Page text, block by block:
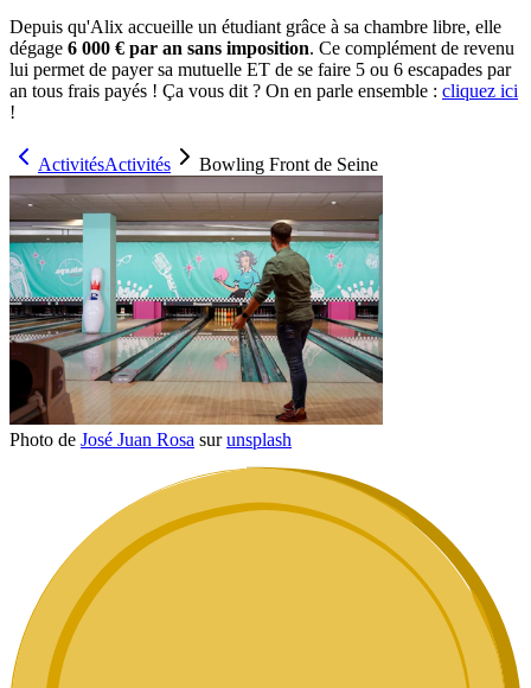
Depuis qu'Alix accueille un étudiant grâce à sa chambre libre, elle
dégage 6 000 € par an sans imposition. Ce complément de revenu
lui permet de payer sa mutuelle ET de se faire 5 ou 6 escapades par
an tous frais payés ! Ça vous dit ? On en parle ensemble : cliquez ici
!
ActivitésActivités Bowling Front de Seine
Photo de José Juan Rosa surunsplash